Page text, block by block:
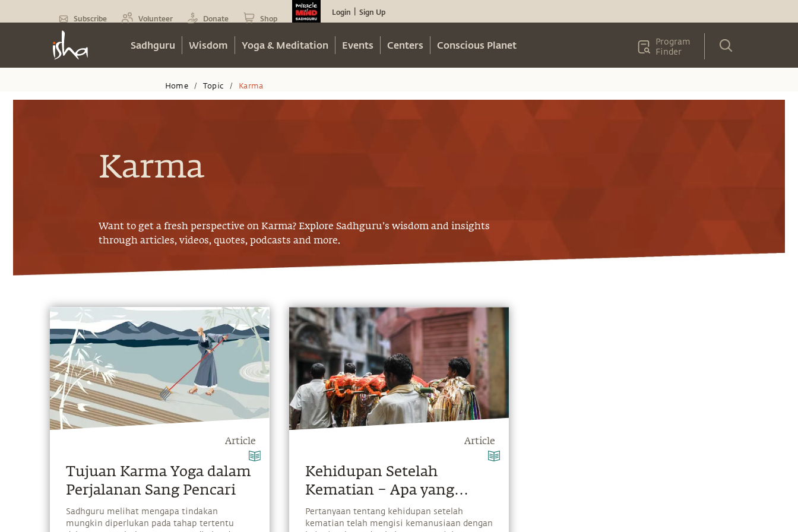
Subscribe Volunteer Donate Shop
Login Sign Up
Sadhguru Wisdom Yoga & Meditation Events Centers Conscious Planet
Program
Finder
Home / Topic / Karma
Karma
Want to get a fresh perspective onKarma? Explore Sadhguru’s wisdom and insights
through articles, videos, quotes, podcasts and more.
Article
Tujuan Karma Yoga dalam
Perjalanan Sang Pencari
Sadhguru melihat mengapa tindakan
mungkin diperlukan pada tahap tertentu
Article
Kehidupan Setelah
Kematian – Apa yang
Terjadi Setelah Kematian?
Pertanyaan tentang kehidupan setelah
kematian telah mengisi kemanusiaan dengan